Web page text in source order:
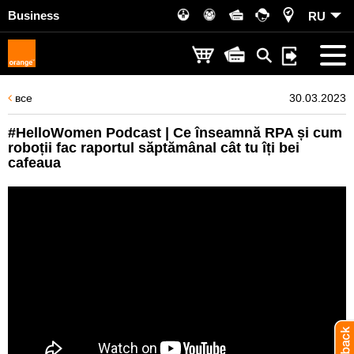
Business RU
все 30.03.2023
#HelloWomen Podcast | Ce înseamnă RPA și cum
roboții fac raportul săptămânal cât tu îți bei
cafeaua